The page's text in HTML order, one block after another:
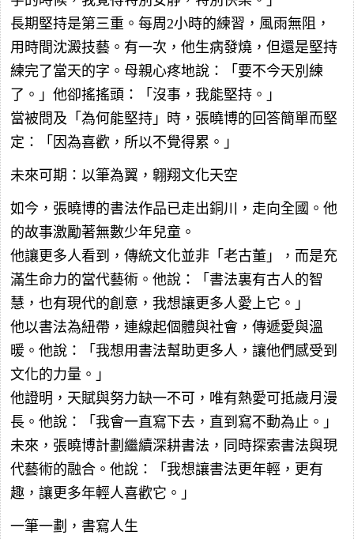
長期堅持是第三重。每周2小時的練習，風雨無阻，
用時間沈澱技藝。有一次，他生病發燒，但還是堅持
練完了當天的字。母親心疼地說：「要不今天別練
了。」他卻搖搖頭：「沒事，我能堅持。」
當被問及「為何能堅持」時，張曉博的回答簡單而堅
定：「因為喜歡，所以不覺得累。」
未來可期：以筆為翼，翺翔文化天空
如今，張曉博的書法作品已走出銅川，走向全國。他
的故事激勵著無數少年兒童。
他讓更多人看到，傳統文化並非「老古董」，而是充
滿生命力的當代藝術。他說：「書法裏有古人的智
慧，也有現代的創意，我想讓更多人愛上它。」
他以書法為紐帶，連線起個體與社會，傳遞愛與溫
暖。他說：「我想用書法幫助更多人，讓他們感受到
文化的力量。」
他證明，天賦與努力缺一不可，唯有熱愛可抵歲月漫
長。他說：「我會一直寫下去，直到寫不動為止。」
未來，張曉博計劃繼續深耕書法，同時探索書法與現
代藝術的融合。他說：「我想讓書法更年輕，更有
趣，讓更多年輕人喜歡它。」
一筆一劃，書寫人生